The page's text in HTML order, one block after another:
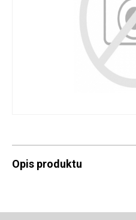
Opis produktu